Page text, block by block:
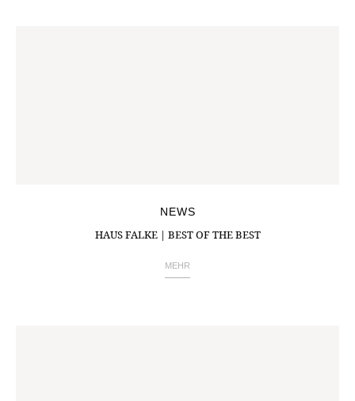
NEWS
HAUS FALKE | BEST OF THE BEST
MEHR